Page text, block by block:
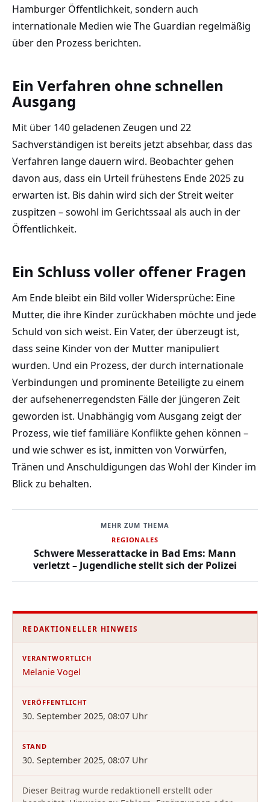
Hamburger Öffentlichkeit, sondern auch
internationale Medien wie The Guardian regelmäßig
über den Prozess berichten.
Ein Verfahren ohne schnellen
Ausgang
Mit über 140 geladenen Zeugen und 22
Sachverständigen ist bereits jetzt absehbar, dass das
Verfahren lange dauern wird. Beobachter gehen
davon aus, dass ein Urteil frühestens Ende 2025 zu
erwarten ist. Bis dahin wird sich der Streit weiter
zuspitzen – sowohl im Gerichtssaal als auch in der
Öffentlichkeit.
Ein Schluss voller offener Fragen
Am Ende bleibt ein Bild voller Widersprüche: Eine
Mutter, die ihre Kinder zurückhaben möchte und jede
Schuld von sich weist. Ein Vater, der überzeugt ist,
dass seine Kinder von der Mutter manipuliert
wurden. Und ein Prozess, der durch internationale
Verbindungen und prominente Beteiligte zu einem
der aufsehenerregendsten Fälle der jüngeren Zeit
geworden ist. Unabhängig vom Ausgang zeigt der
Prozess, wie tief familiäre Konflikte gehen können –
und wie schwer es ist, inmitten von Vorwürfen,
Tränen und Anschuldigungen das Wohl der Kinder im
Blick zu behalten.
MEHR ZUM THEMA
REGIONALES
Schwere Messerattacke in Bad Ems: Mann
verletzt – Jugendliche stellt sich der Polizei
REDAKTIONELLER HINWEIS
VERANTWORTLICH
Melanie Vogel
VERÖFFENTLICHT
30. September 2025, 08:07 Uhr
STAND
30. September 2025, 08:07 Uhr
Dieser Beitrag wurde redaktionell erstellt oder